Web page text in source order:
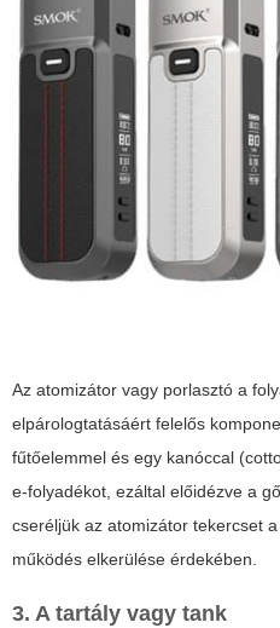
Az atomizátor vagy porlasztó a
elpárologtatásáért felelős
fűtőelemmel és egy kanóccal
e-folyadékot, ezáltal előidézve a
cseréljük az atomizátor tekercset
működés elkerülése érdekében.
3. A tartály vagy tank